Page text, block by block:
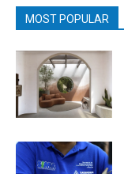
MOST POPULAR